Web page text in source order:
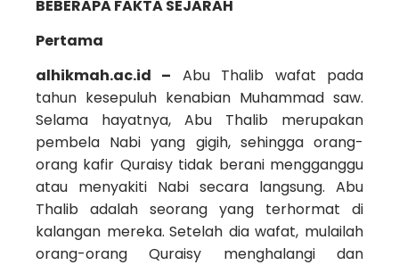
BEBERAPA FAKTA SEJARAH
Pertama
alhikmah.ac.id – Abu Thalib wafat pada
tahun kesepuluh kenabian Muhammad saw.
Selama hayatnya, Abu Thalib merupakan
pembela Nabi yang gigih, sehingga orang-
orang kafir Quraisy tidak berani mengganggu
atau menyakiti Nabi secara langsung. Abu
Thalib adalah seorang yang terhormat di
kalangan mereka. Setelah dia wafat, mulailah
orang-orang Quraisy menghalangi dan